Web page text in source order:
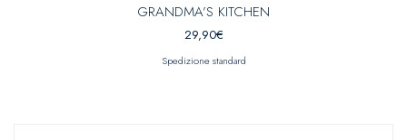
GRANDMA’S KITCHEN
29,90€
Spedizione standard